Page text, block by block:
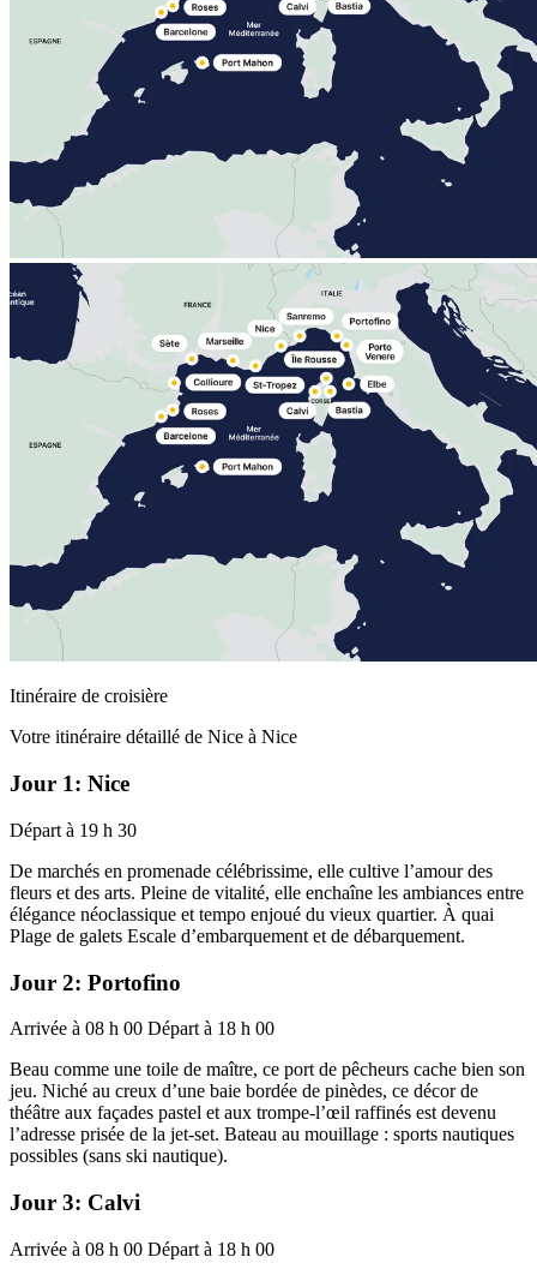
Itinéraire de croisière
Votre itinéraire détaillé de Nice à Nice
Jour 1: Nice
Départ à 19 h 30
De marchés en promenade célébrissime, elle cultive l’amour des
fleurs et des arts. Pleine de vitalité, elle enchaîne les ambiances entre
élégance néoclassique et tempo enjoué du vieux quartier. À quai
Plage de galets Escale d’embarquement et de débarquement.
Jour 2: Portofino
Arrivée à 08 h 00 Départ à 18 h 00
Beau comme une toile de maître, ce port de pêcheurs cache bien son
jeu. Niché au creux d’une baie bordée de pinèdes, ce décor de
théâtre aux façades pastel et aux trompe-l’œil raffinés est devenu
l’adresse prisée de la jet-set. Bateau au mouillage : sports nautiques
possibles (sans ski nautique).
Jour 3: Calvi
Arrivée à 08 h 00 Départ à 18 h 00